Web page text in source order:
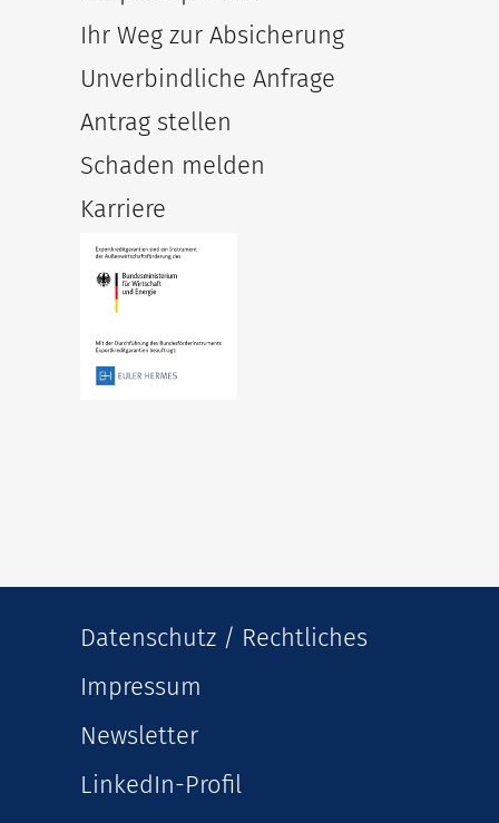
Ihr Weg zur Absicherung
Unverbindliche Anfrage
Antrag stellen
Schaden melden
Karriere
Datenschutz / Rechtliches
Impressum
Newsletter
LinkedIn-Profil